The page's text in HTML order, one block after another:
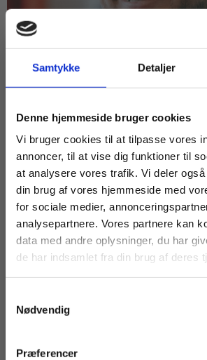
Samtykke Detaljer
Denne hjemmeside bruger cookies
Vi bruger cookies til at tilpasse vores
annoncer, til at vise dig funktioner til
at analysere vores trafik. Vi deler
din brug af vores hjemmeside med
for sociale medier,
analysepartnere. Vores partnere kan
data med andre oplysninger, du har
de har indsamlet fra din brug af deres
Nødvendig
Præferencer
ARTIKEL
Q&A med Morten
Andersen: Mærk ledelse
forlagsgangen
EPX EUX HF HHX HTX STX
LEDELSE
Køb læremidler og find
Fortsæt som:
For privatkunder og
studerende. Du får
vist priser inkl.
For
får